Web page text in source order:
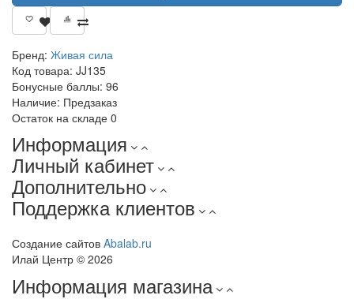
Бренд: Живая сила
Код товара: JJ135
Бонусные баллы: 96
Наличие: Предзаказ
Остаток на складе 0
Информация
Личный кабинет
Дополнительно
Поддержка клиентов
Создание сайтов Abalab.ru
Илай Центр © 2026
Информация магазина